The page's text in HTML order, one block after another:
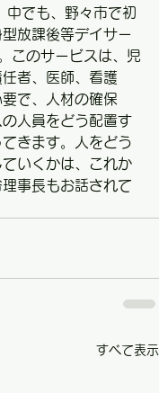
中でも、野々市で初
放課後等デイサー
このサービスは、児
者、医師、看護
で、人材の確保
人員をどう配置す
きます。人をどう
いくかは、これか
事長もお話されて
すべて表示